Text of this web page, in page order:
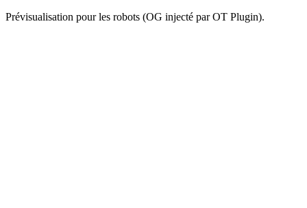
Prévisualisation pour les robots (OG injecté par OT Plugin).